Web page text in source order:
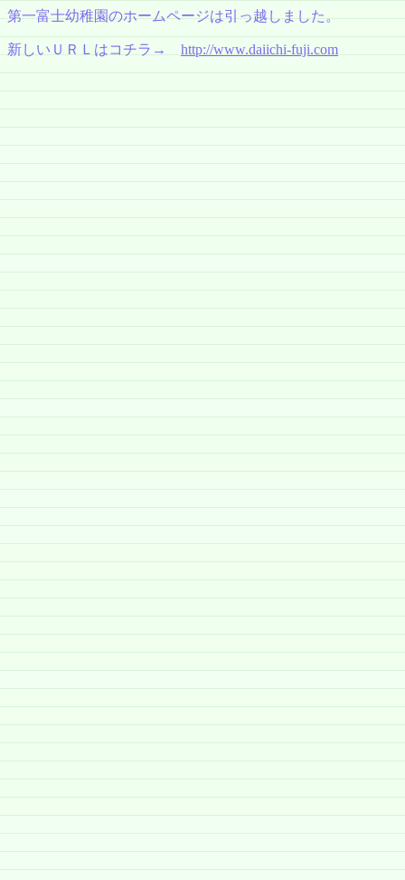
第一富士幼稚園のホームページは引っ越しました。
新しいＵＲＬはコチラ→ http://www.daiichi-fuji.com